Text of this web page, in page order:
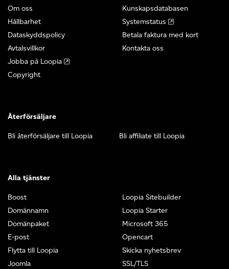
Om oss
Hållbarhet
Dataskyddspolicy
Avtalsvillkor
Jobba på Loopia
Copyright
Kunskapsdatabasen
Systemstatus
Betala faktura med kort
Kontakta oss
Återförsäljare
Bli återförsäljare till Loopia Bli affiliate till Loopia
Alla tjänster
Boost
Domännamn
Domänpaket
E-post
Flytta till Loopia
Joomla
Loopia Sitebuilder
Loopia Starter
Microsoft 365
Opencart
Skicka nyhetsbrev
SSL/TLS